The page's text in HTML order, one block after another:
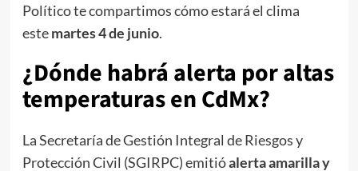
Político te compartimos cómo estará el clima
estemartes 4 de junio.
​​¿Dónde habrá alerta por altas
temperaturas en CdMx?
La Secretaría de Gestión Integral de Riesgos y
Protección Civil (SGIRPC) emitióalerta amarilla y